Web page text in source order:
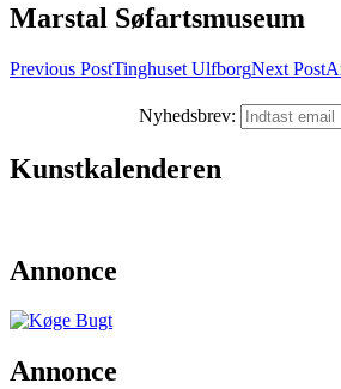
Marstal Søfartsmuseum
Post
Previous PostTinghuset UlfborgNext Post
Nyhedsbrev:
Kunstkalenderen
Annonce
Annonce